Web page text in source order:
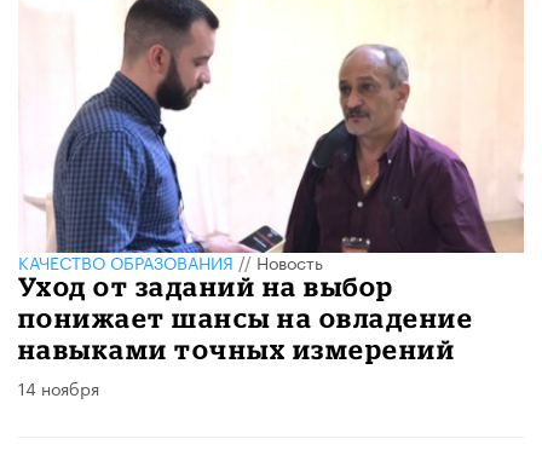
КАЧЕСТВО ОБРАЗОВАНИЯ//Новость
Уход от заданий на выбор
понижает шансы на овладение
навыками точных измерений
14 ноября